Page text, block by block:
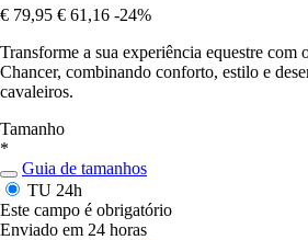
€ 79,95 € 61,16 -24%
Transforme a sua experiência equestre
Chancer, combinando conforto, estilo e
cavaleiros.
Tamanho
*
Guia de tamanhos
TU 24h
Este campo é obrigatório
Enviado em 24 horas